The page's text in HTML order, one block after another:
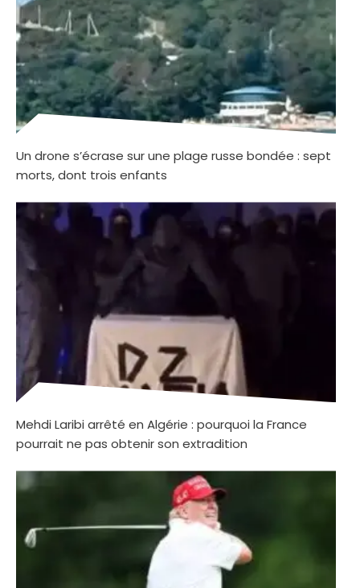
Un drone s’écrase sur une plage russe bondée : sept
morts, dont trois enfants
Mehdi Laribi arrêté en Algérie : pourquoi la France
pourrait ne pas obtenir son extradition